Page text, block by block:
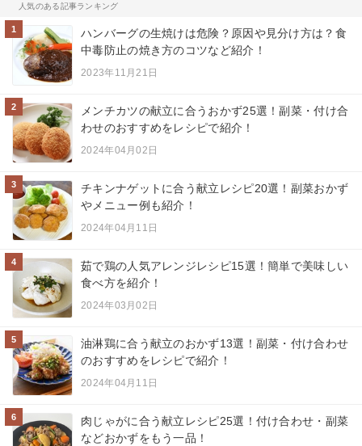
人気のある記事ランキング
1
ハンバーグの生焼けは危険？原因や見分け方は？食
中毒防止の焼き方のコツなど紹介！
2023年11月21日
2
メンチカツの献立に合うおかず25選！副菜・付け合
わせのおすすめをレシピで紹介！
2024年04月02日
3
チキンナゲットに合う献立レシピ20選！副菜おかず
やメニュー例も紹介！
2024年04月11日
4
茹で鶏の人気アレンジレシピ15選！簡単で美味しい
食べ方を紹介！
2024年03月02日
5
油淋鶏に合う献立のおかず13選！副菜・付け合わせ
のおすすめをレシピで紹介！
2024年04月11日
6
肉じゃがに合う献立レシピ25選！付け合わせ・副菜
などおかずをもう一品！